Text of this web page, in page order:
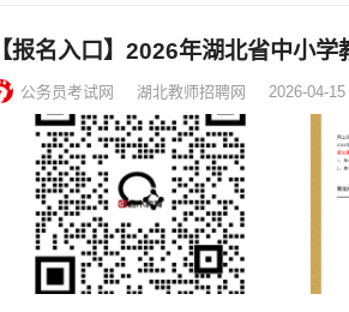
【报名入口】2026年湖北省中小
公务员考试网 湖北教师招聘网 2026-04-15